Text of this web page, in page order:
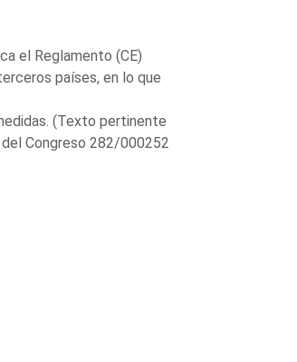
el Reglamento (CE)
países, en lo que
(Texto pertinente
Congreso 282/000252